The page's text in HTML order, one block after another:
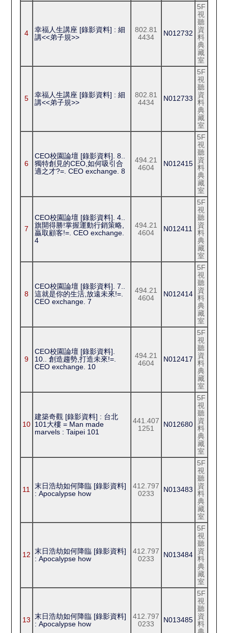
4
幸福人生講座 [錄影資料] : 細
講<<弟子規>>
802.81
4434
N012732
5F
視
聽
資
料
典
藏
室
5
幸福人生講座 [錄影資料] : 細
講<<弟子規>>
802.81
4434
N012733
5F
視
聽
資
料
典
藏
室
6
CEO校園論壇 [錄影資料]. 8..
獨特創見的CEO,如何吸引合
適之才?=. CEO exchange. 8
494.21
4604
N012415
5F
視
聽
資
料
典
藏
室
7
CEO校園論壇 [錄影資料]. 4..
旗開得勝!掌握運動行銷策略,
贏取顧客!=. CEO exchange.
4
494.21
4604
N012411
5F
視
聽
資
料
典
藏
室
8
CEO校園論壇 [錄影資料]. 7..
這就是你的生活,放遠未來!=.
CEO exchange. 7
494.21
4604
N012414
5F
視
聽
資
料
典
藏
室
9
CEO校園論壇 [錄影資料].
10.. 創造趨勢,打造未來!=.
CEO exchange. 10
494.21
4604
N012417
5F
視
聽
資
料
典
藏
室
10
建築奇觀 [錄影資料] : 台北
101大樓 = Man made
marvels : Taipei 101
441.407
1251
N012680
5F
視
聽
資
料
典
藏
室
11
末日浩劫如何降臨 [錄影資料]
: Apocalypse how
412.797
0233
N013483
5F
視
聽
資
料
典
藏
室
12 末日浩劫如何降臨 [錄影資料]
: Apocalypse how
412.797
0233
N013484
5F
視
聽
資
料
典
藏
室
13 末日浩劫如何降臨 [錄影資料]
: Apocalypse how
412.797
0233
N013485
5F
視
聽
資
料